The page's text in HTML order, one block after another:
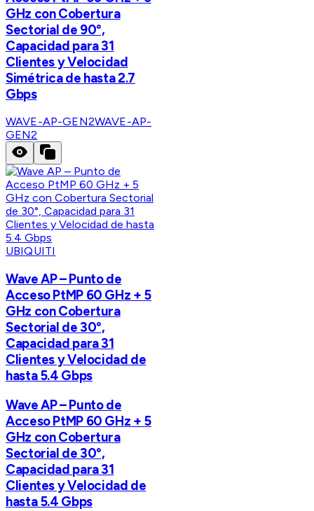
GHz con Cobertura
Sectorial de 90°,
Capacidad para 31
Clientes y Velocidad
Simétrica de hasta 2.7
Gbps
WAVE-AP-GEN2WAVE-AP-
GEN2
UBIQUITI
Wave AP – Punto de
Acceso PtMP 60 GHz + 5
GHz con Cobertura
Sectorial de 30°,
Capacidad para 31
Clientes y Velocidad de
hasta 5.4 Gbps
Wave AP – Punto de
Acceso PtMP 60 GHz + 5
GHz con Cobertura
Sectorial de 30°,
Capacidad para 31
Clientes y Velocidad de
hasta 5.4 Gbps